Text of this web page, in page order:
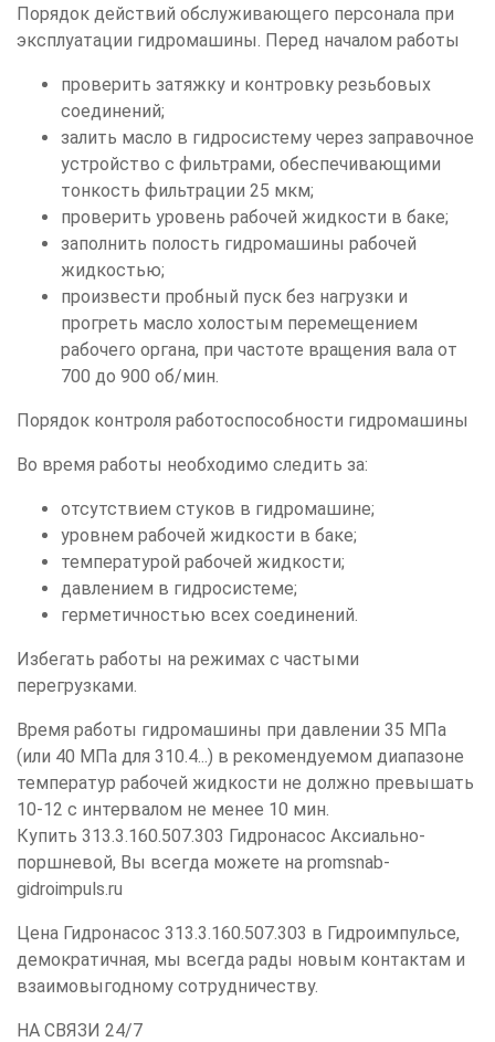
Порядок действий обслуживающего персонала при
эксплуатации гидромашины. Перед началом работы
проверить затяжку и контровку резьбовых
соединений;
залить масло в гидросистему через заправочное
устройство с фильтрами, обеспечивающими
тонкость фильтрации 25 мкм;
проверить уровень рабочей жидкости в баке;
заполнить полость гидромашины рабочей
жидкостью;
произвести пробный пуск без нагрузки и
прогреть масло холостым перемещением
рабочего органа, при частоте вращения вала от
700 до 900 об/мин.
Порядок контроля работоспособности гидромашины
Во время работы необходимо следить за:
отсутствием стуков в гидромашине;
уровнем рабочей жидкости в баке;
температурой рабочей жидкости;
давлением в гидросистеме;
герметичностью всех соединений.
Избегать работы на режимах с частыми
перегрузками.
Время работы гидромашины при давлении 35 МПа
(или 40 МПа для 310.4...) в рекомендуемом диапазоне
температур рабочей жидкости не должно превышать
10-12 с интервалом не менее 10 мин.
Купить 313.3.160.507.303 Гидронасос Аксиально-
поршневой, Вы всегда можете на promsnab-
gidroimpuls.ru
Цена Гидронасос 313.3.160.507.303 в Гидроимпульсе,
демократичная, мы всегда рады новым контактам и
взаимовыгодному сотрудничеству.
НА СВЯЗИ 24/7